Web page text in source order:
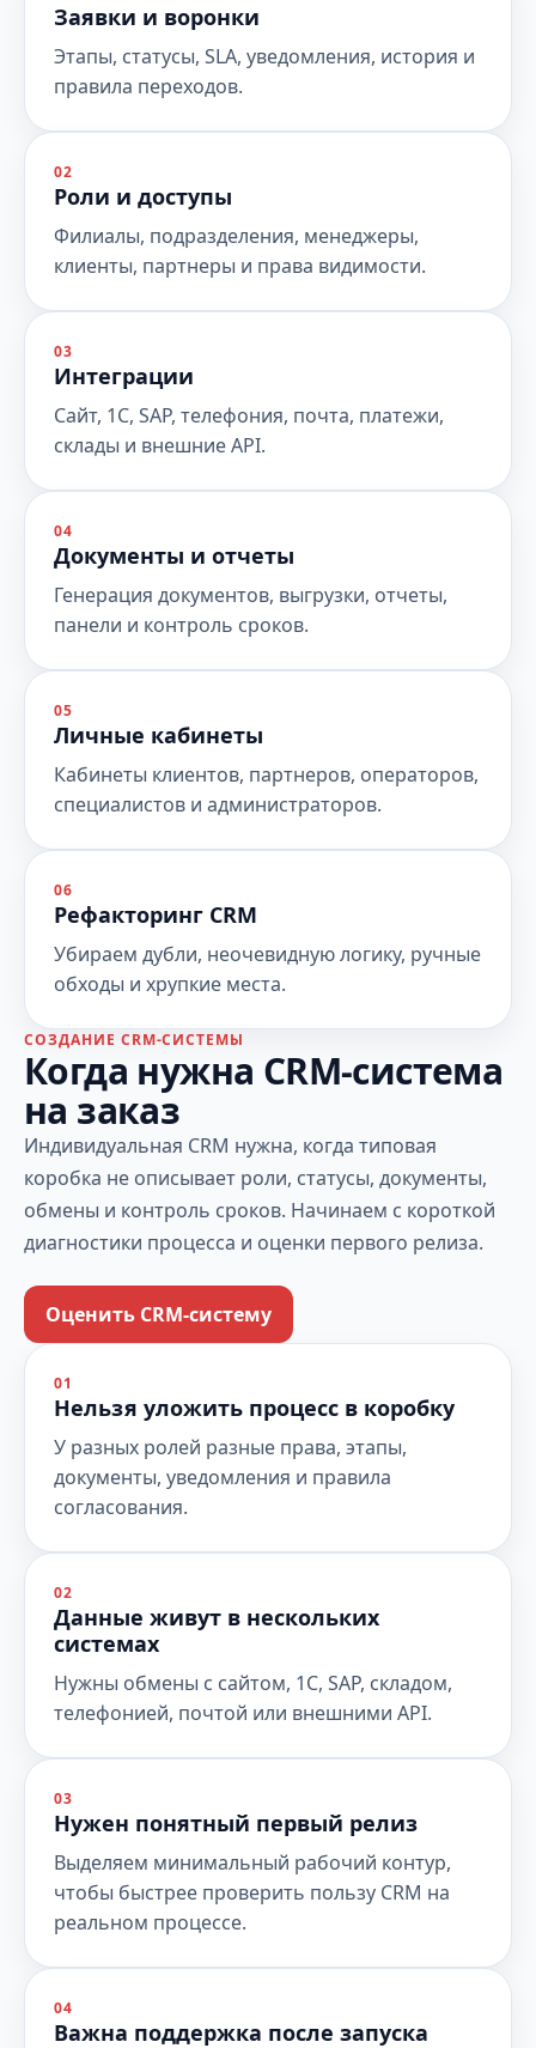
Заявки и воронки
Этапы, статусы, SLA, уведомления, история и
правила переходов.
02
Роли и доступы
Филиалы, подразделения, менеджеры,
клиенты, партнеры и права видимости.
03
Интеграции
Сайт, 1С, SAP, телефония, почта, платежи,
склады и внешние API.
04
Документы и отчеты
Генерация документов, выгрузки, отчеты,
панели и контроль сроков.
05
Личные кабинеты
Кабинеты клиентов, партнеров, операторов,
специалистов и администраторов.
06
Рефакторинг CRM
Убираем дубли, неочевидную логику, ручные
обходы и хрупкие места.
СОЗДАНИЕ CRM-СИСТЕМЫ
Когда нужна CRM-система
на заказ
Индивидуальная CRM нужна, когда типовая
коробка не описывает роли, статусы, документы,
обмены и контроль сроков. Начинаем с короткой
диагностики процесса и оценки первого релиза.
Оценить CRM-систему
01
Нельзя уложить процесс в коробку
У разных ролей разные права, этапы,
документы, уведомления и правила
согласования.
02
Данные живут в нескольких
системах
Нужны обмены с сайтом, 1С, SAP, складом,
телефонией, почтой или внешними API.
03
Нужен понятный первый релиз
Выделяем минимальный рабочий контур,
чтобы быстрее проверить пользу CRM на
реальном процессе.
04
Важна поддержка после запуска